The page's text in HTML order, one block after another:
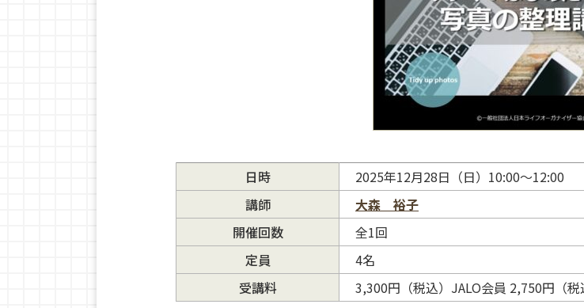
日時
2025年12月28日（日）10:00〜12:00
講師
大森 裕子
開催回数
全1回
定員
4名
受講料
3,300円（税込）JALO会員 2,750円（税